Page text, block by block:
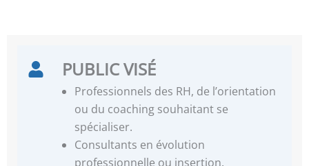
PUBLIC VISÉ
Professionnels des RH, de l’orientation
ou du coaching souhaitant se
spécialiser.
Consultants en évolution
professionnelle ou insertion.